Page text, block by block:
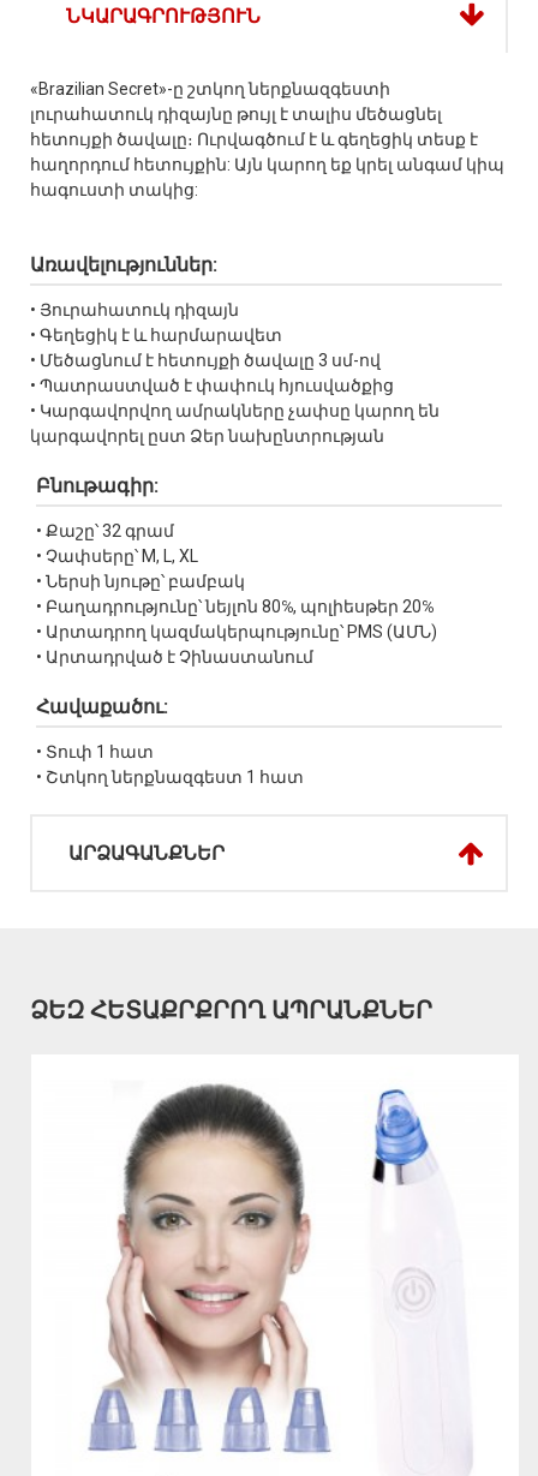
ՆԿԱՐԱԳՐՈՒԹՅՈՒՆ
«Brazilian Secret»-ը շտկող ներքնազգեստի
լուրահատուկ դիզայնը թույլ է տալիս մեծացնել
հետույքի ծավալը։ Ուրվագծում է և գեղեցիկ տեսք է
հաղորդում հետույքին: Այն կարող եք կրել անգամ կիպ
հագուստի տակից:
Առավելություններ:
• Յուրահատուկ դիզայն
• Գեղեցիկ է և հարմարավետ
• Մեծացնում է հետույքի ծավալը 3 սմ-ով
• Պատրաստված է փափուկ հյուսվածքից
• Կարգավորվող ամրակները չափսը կարող են
կարգավորել ըստ Ձեր նախընտրության
Բնութագիր:
• Քաշը՝ 32 գրամ
• Չափսերը՝ M, L, XL
• Ներսի նյութը՝ բամբակ
• Բաղադրությունը՝ նեյլոն 80℅, պոլիեսթեր 20℅
• Արտադրող կազմակերպությունը՝ PMS (ԱՄՆ)
• Արտադրված է Չինաստանում
Հավաքածու:
• Տուփ 1 հատ
• Շտկող ներքնազգեստ 1 հատ
ԱՐՁԱԳԱՆՔՆԵՐ
ՁԵԶ ՀԵՏԱՔՐՔՐՈՂ ԱՊՐԱՆՔՆԵՐ